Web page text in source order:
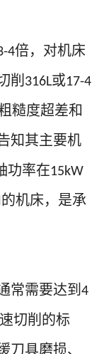
4倍，对机床
削 316L或17-4
糙度超差和
知其主要机
功率在15kW
机床，是承
常需要达到 4
切削的标
刀具磨损、